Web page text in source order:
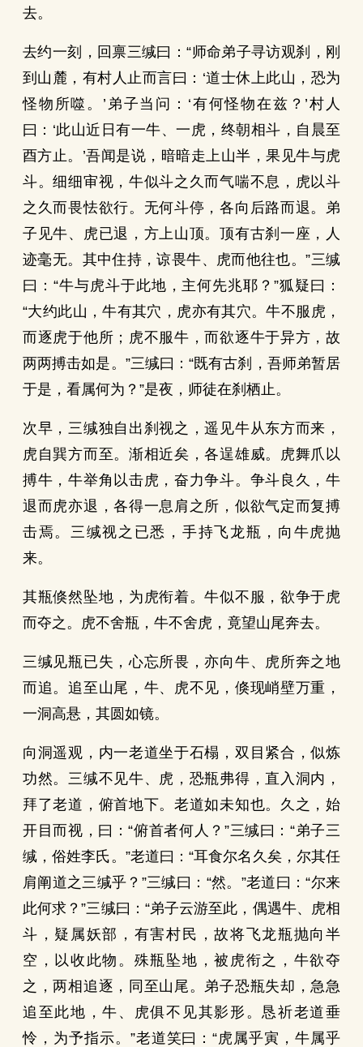
去。
去约一刻，回禀三缄曰：“师命弟子寻访观刹，刚
到山麓，有村人止而言曰：‘道士休上此山，恐为
怪物所噬。’弟子当问：‘有何怪物在兹？’村人
曰：‘此山近日有一牛、一虎，终朝相斗，自晨至
酉方止。’吾闻是说，暗暗走上山半，果见牛与虎
斗。细细审视，牛似斗之久而气喘不息，虎以斗
之久而畏怯欲行。无何斗停，各向后路而退。弟
子见牛、虎已退，方上山顶。顶有古刹一座，人
迹毫无。其中住持，谅畏牛、虎而他往也。”三缄
曰：“牛与虎斗于此地，主何先兆耶？”狐疑曰：
“大约此山，牛有其穴，虎亦有其穴。牛不服虎，
而逐虎于他所；虎不服牛，而欲逐牛于异方，故
两两搏击如是。”三缄曰：“既有古刹，吾师弟暂居
于是，看属何为？”是夜，师徒在刹栖止。
次早，三缄独自出刹视之，遥见牛从东方而来，
虎自巽方而至。渐相近矣，各逞雄威。虎舞爪以
搏牛，牛举角以击虎，奋力争斗。争斗良久，牛
退而虎亦退，各得一息肩之所，似欲气定而复搏
击焉。三缄视之已悉，手持飞龙瓶，向牛虎抛
来。
其瓶倏然坠地，为虎衔着。牛似不服，欲争于虎
而夺之。虎不舍瓶，牛不舍虎，竟望山尾奔去。
三缄见瓶已失，心忘所畏，亦向牛、虎所奔之地
而追。追至山尾，牛、虎不见，倏现峭壁万重，
一洞高悬，其圆如镜。
向洞遥观，内一老道坐于石榻，双目紧合，似炼
功然。三缄不见牛、虎，恐瓶弗得，直入洞内，
拜了老道，俯首地下。老道如未知也。久之，始
开目而视，曰：“俯首者何人？”三缄曰：“弟子三
缄，俗姓李氏。”老道曰：“耳食尔名久矣，尔其任
肩阐道之三缄乎？”三缄曰：“然。”老道曰：“尔来
此何求？”三缄曰：“弟子云游至此，偶遇牛、虎相
斗，疑属妖部，有害村民，故将飞龙瓶抛向半
空，以收此物。殊瓶坠地，被虎衔之，牛欲夺
之，两相追逐，同至山尾。弟子恐瓶失却，急急
追至此地，牛、虎俱不见其影形。恳祈老道垂
怜，为予指示。”老道笑曰：“虎属乎寅，牛属乎